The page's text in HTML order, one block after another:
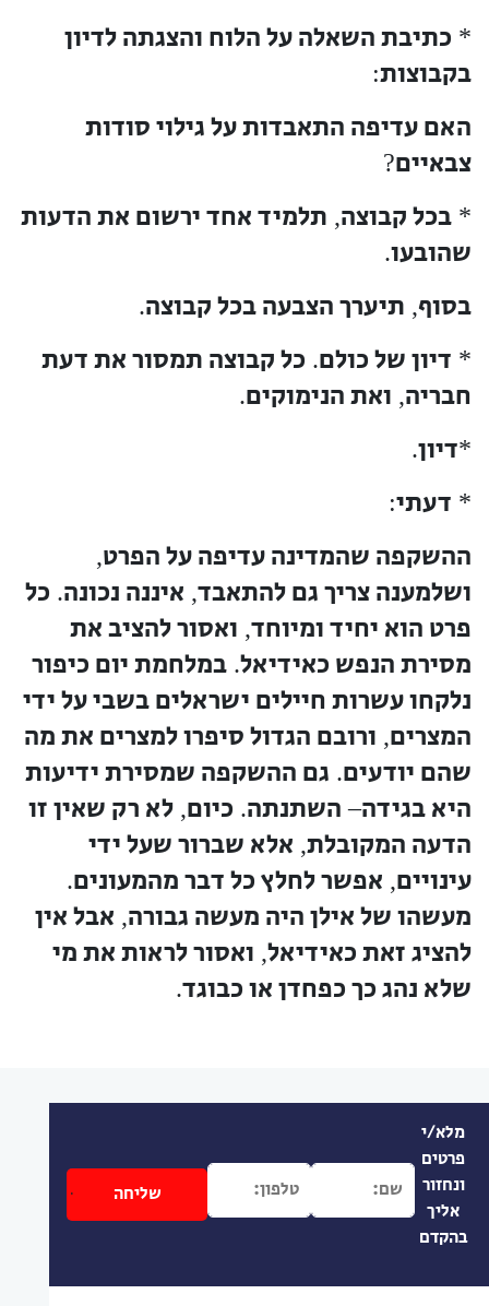
* כתיבת השאלה על הלוח והצגתה לדיון
בקבוצות:
האם עדיפה התאבדות על גילוי סודות
צבאיים?
* בכל קבוצה, תלמיד אחד ירשום את הדעות
שהובעו.
בסוף, תיערך הצבעה בכל קבוצה.
* דיון של כולם. כל קבוצה תמסור את דעת
חבריה, ואת הנימוקים.
*דיון.
* דעתי:
ההשקפה שהמדינה עדיפה על הפרט,
ושלמענה צריך גם להתאבד, איננה נכונה. כל
פרט הוא יחיד ומיוחד, ואסור להציב את
מסירת הנפש כאידיאל. במלחמת יום כיפור
נלקחו עשרות חיילים ישראלים בשבי על ידי
המצרים, ורובם הגדול סיפרו למצרים את מה
שהם יודעים. גם ההשקפה שמסירת ידיעות
היא בגידה– השתנתה. כיום, לא רק שאין זו
הדעה המקובלת, אלא שברור שעל ידי
עינויים, אפשר לחלץ כל דבר מהמעונים.
מעשהו של אילן היה מעשה גבורה, אבל אין
להציג זאת כאידיאל, ואסור לראות את מי
שלא נהג כך כפחדן או כבוגד.
מלא/י
פרטים
ונחזור
אליך
בהקדם